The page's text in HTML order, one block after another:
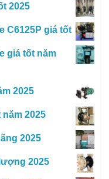
2025
C6125P giá tốt
giá tốt năm
2025
2025
2025
2025